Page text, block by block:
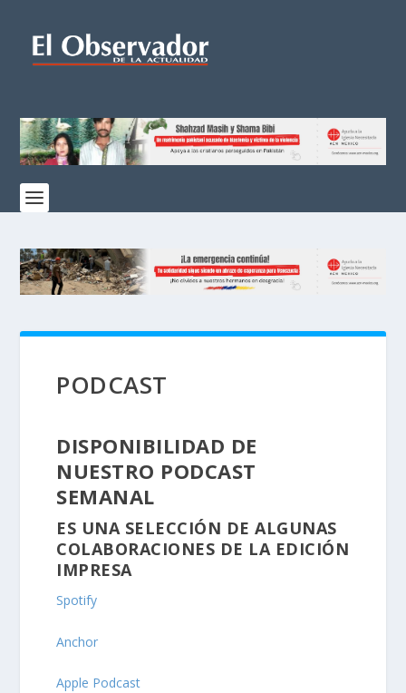
PODCAST
DISPONIBILIDAD DE
NUESTRO PODCAST
SEMANAL
ES UNA SELECCIÓN DE ALGUNAS
COLABORACIONES DE LA EDICIÓN
IMPRESA
Spotify
Anchor
Apple Podcast